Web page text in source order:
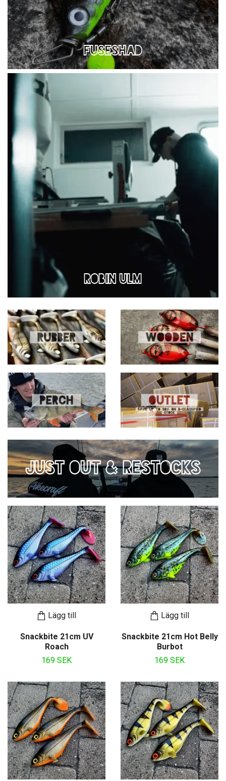
FUSESHAD
ROBIN ULM
JUST OUT & RESTOCKS
Lägg till
Snackbite 21cm UV
Roach
169 SEK
Lägg till
Snackbite 21cm Hot Belly
Burbot
169 SEK